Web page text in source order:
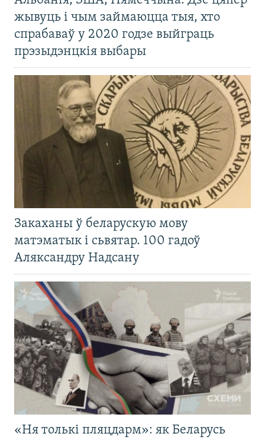
жывуць і чым займаюцца тыя, хто
спрабаваў у 2020 годзе выйграць
прэзыдэнцкія выбары
Закаханы ў беларускую мову
матэматык і сьвятар. 100 гадоў
Аляксандру Надсану
«Ня толькі пляцдарм»: як Беларусь